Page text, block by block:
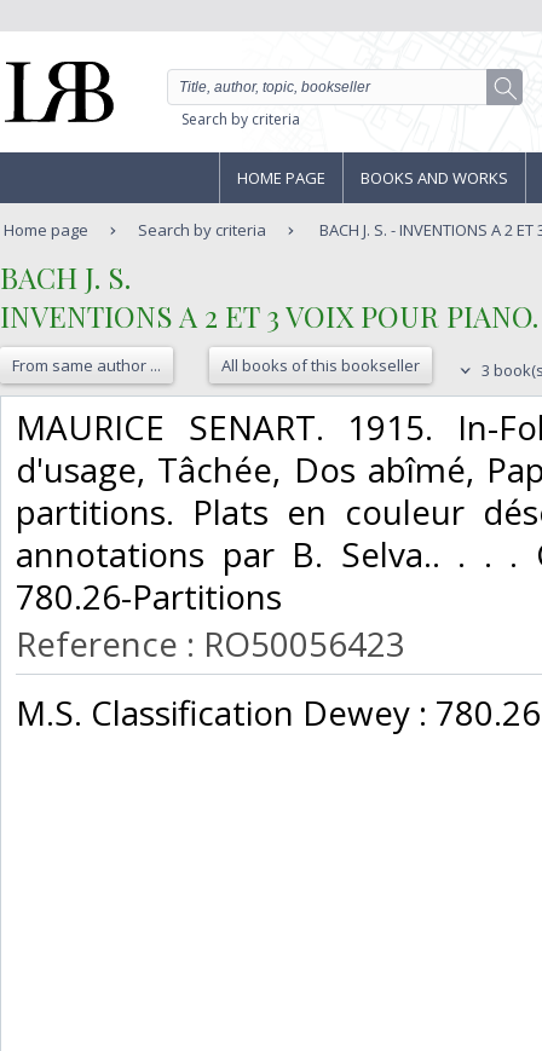
Search by criteria
HOME PAGE BOOKS AND WORKS
Home page Search by criteria BACH J. S. - INVENTIONS A 2
‎BACH J. S.‎
‎INVENTIONS A 2 ET 3 VOIX POUR PIANO.‎
From same author ... All books of this bookseller 3
‎MAURICE SENART. 1915. In-
d'usage, Tâchée, Dos abîmé,
partitions. Plats en couleur
annotations par B. Selva.. . . .
780.26-Partitions‎
Reference : RO50056423
‎M.S. Classification Dewey :